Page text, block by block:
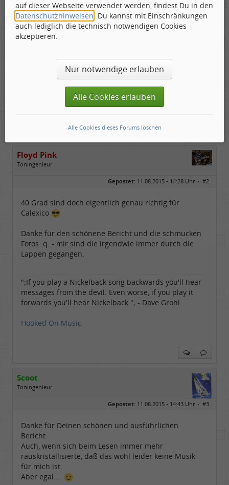
Floyd Pink
Toningenieur
Gepostet: 11.08.2015 - 14:28 Uhr · #2
40 Grad sind doch eigentlich genau richtig für
Calexico
Danke für den schönene Bericht und die schmucken
Fotos :q: - mir sind die irgendwie immer durch die
Lappen gegangen.
";If you play a Nickelback song backwards you'll hear
messages from the devil. Even worse, if you play it
forwards you'll hear Nickelback."; - Dave Grohl
Hooked On Music
Scoot
Toningenieur
Dabei seit:
04 / 2011
Gepostet: 11.08.2015 - 14:43 Uhr · #3
Danke für Deinen schönen und ausführlichen
Bericht.
Auch, wenn sich beim Lesen immer mehr
rauskristallisierte, daß das wohl leider keine Musik
für mich ist.
Aber egal....
auf dieser Webseite verwendet werden, findest Du in den
Datenschutzhinweisen . Du kannst mit Einschränkungen
auch lediglich die technisch notwendigen Cookies
akzeptieren.
Nur notwendige erlauben
Alle Cookies erlauben
Alle Cookies dieses Forums löschen